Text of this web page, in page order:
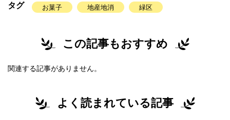
タグ お菓子 地産地消 緑区
この記事もおすすめ
関連する記事がありません。
よく読まれている記事